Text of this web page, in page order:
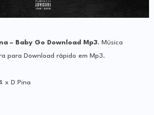
– Baby Go Download Mp3. Música
para Download rápido em Mp3.
x D Pina